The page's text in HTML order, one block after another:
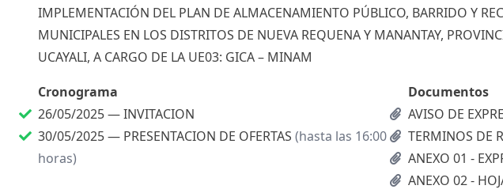
IMPLEMENTACIÓN DEL PLAN DE ALMACENAMIENTO PÚBLICO, BARRIDO Y
MUNICIPALES EN LOS DISTRITOS DE NUEVA REQUENA Y MANANTAY,
UCAYALI, A CARGO DE LA UE03: GICA – MINAM
Cronograma
26/05/2025 —INVITACION
30/05/2025 — PRESENTACION DE OFERTAS (hasta las 16:00
horas)
Documentos
AVISO DE
TERMINOS DE
ANEXO 01 -
ANEXO 02 -